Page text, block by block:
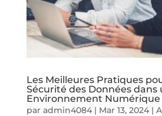
Les Meilleures Pratiques
Sécurité des Données dans
Environnement Numérique
par admin4084| Mar 13, 2024|